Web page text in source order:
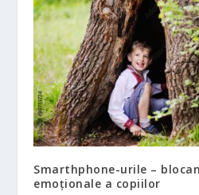
Smarthphone-urile –
emoționale a copiilor